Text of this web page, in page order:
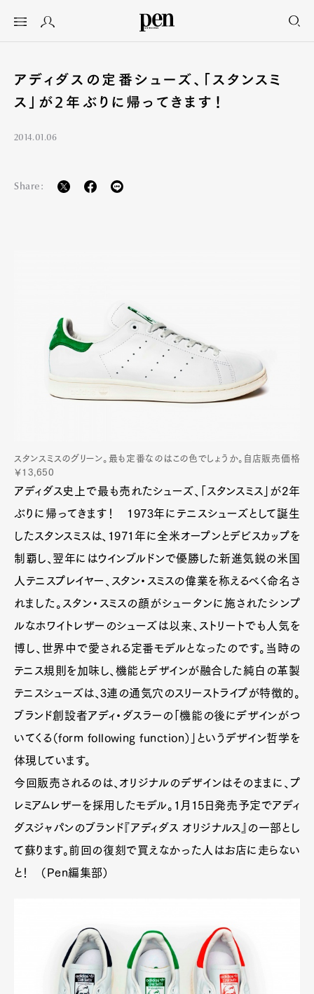
アディダスの定番シューズ、「スタンスミ
ス」が2年ぶりに帰ってきます！
2014.01.06
Share:
スタンスミスのグリーン。最も定番なのはこの色でしょうか。自店販売価格
￥13,650
アディダス史上で最も売れたシューズ、「スタンスミス」が2年
ぶりに帰ってきます！ 1973年にテニスシューズとして誕生
したスタンスミスは、1971年に全米オープンとデビスカップを
制覇し、翌年にはウインブルドンで優勝した新進気鋭の米国
人テニスプレイヤー、スタン・スミスの偉業を称えるべく命名さ
れました。スタン・スミスの顔がシュータンに施されたシンプ
ルなホワイトレザーのシューズは以来、ストリートでも人気を
博し、世界中で愛される定番モデルとなったのです。当時の
テニス規則を加味し、機能とデザインが融合した純白の革製
テニスシューズは、3連の通気穴のスリーストライプが特徴的。
ブランド創設者アディ・ダスラーの「機能の後にデザインがつ
いてくる（form following function）」というデザイン哲学を
体現しています。
今回販売されるのは、オリジナルのデザインはそのままに、プ
レミアムレザーを採用したモデル。1月15日発売予定でアディ
ダスジャパンのブランド『アディダス オリジナルス』の一部とし
て蘇ります。前回の復刻で買えなかった人はお店に走らない
と！ （Pen編集部）